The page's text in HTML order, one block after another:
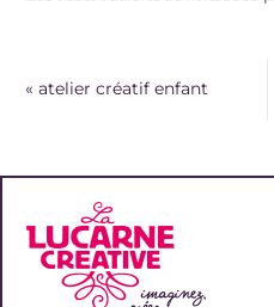
« atelier créatif enfant